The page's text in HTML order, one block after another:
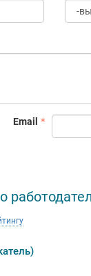
Email